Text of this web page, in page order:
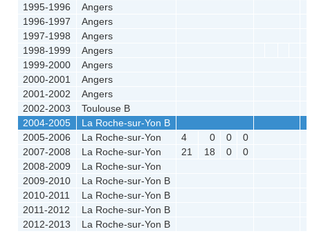
1995-1996
Angers
1996-1997
Angers
1997-1998
Angers
1998-1999
Angers
1999-2000
Angers
2000-2001
Angers
2001-2002
Angers
2002-2003
Toulouse B
2004-2005
La Roche-sur-Yon B
2005-2006
La Roche-sur-Yon 4 0 0
0
2007-2008
La Roche-sur-Yon 21 18 0
0
2008-2009
La Roche-sur-Yon
2009-2010
La Roche-sur-Yon B
2010-2011
La Roche-sur-Yon B
2011-2012
La Roche-sur-Yon B
2012-2013
La Roche-sur-Yon B